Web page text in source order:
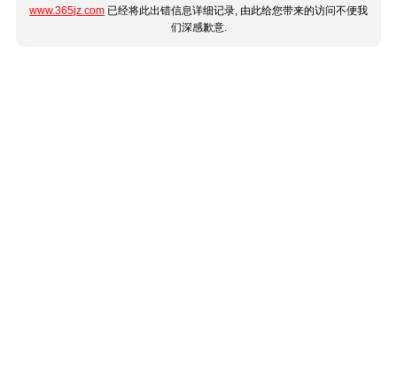
www.365jz.com 已经将此出错信息详细记录, 由此给您带来的访问不便我
们深感歉意.